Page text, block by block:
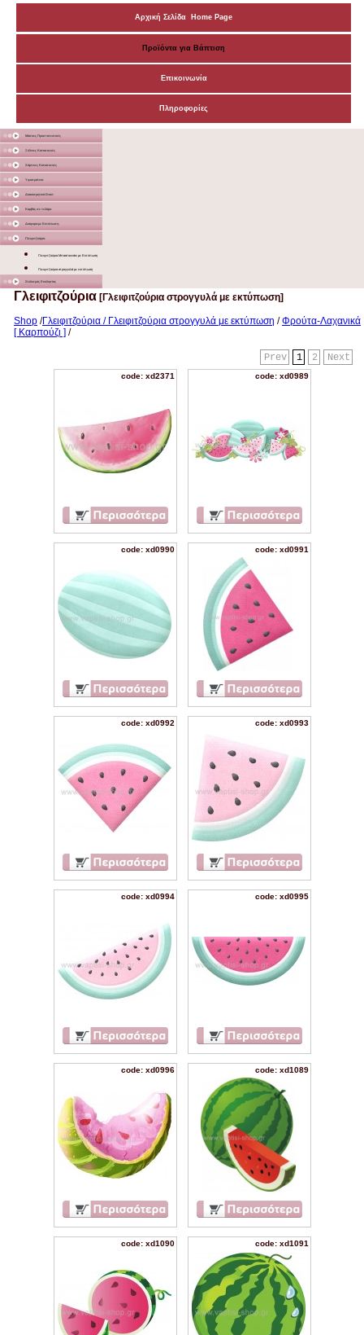
Αρχική Σελίδα Home Page
Προϊόντα για Βάπτιση
Επικοινωνία
Πληροφορίες
Μάσκες Προστατευτικές
Ξύλινες Κατασκευές
Χάρτινες Κατασκευές
Υφασμάτινα
Διακοσμητικά Σταντ
Καμβάς σε τελάρο
Διάφορα με Εκτύπωση
Γλειφιτζούρια
Γλειφιτζούρια Μπαστουνάκι με Εκτύπωση
Γλειφιτζούρια στρογγυλά με εκτύπωση
Στολισμός Εκκλησίας
Γλειφιτζούρια [Γλειφιτζούρια στρογγυλά με εκτύπωση]
Shop /Γλειφιτζούρια / Γλειφιτζούρια στρογγυλά με εκτύπωση /Φρούτα-Λαχανικά
[ Καρπούζι ] /
Next
2
1
Prev
code: xd2371 code: xd0989
code: xd0990 code: xd0991
code: xd0992 code: xd0993
code: xd0994 code: xd0995
code: xd0996 code: xd1089
code: xd1090 code: xd1091